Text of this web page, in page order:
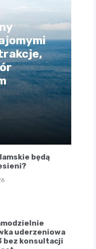
będą
uderzeniowa
bez konsultacji